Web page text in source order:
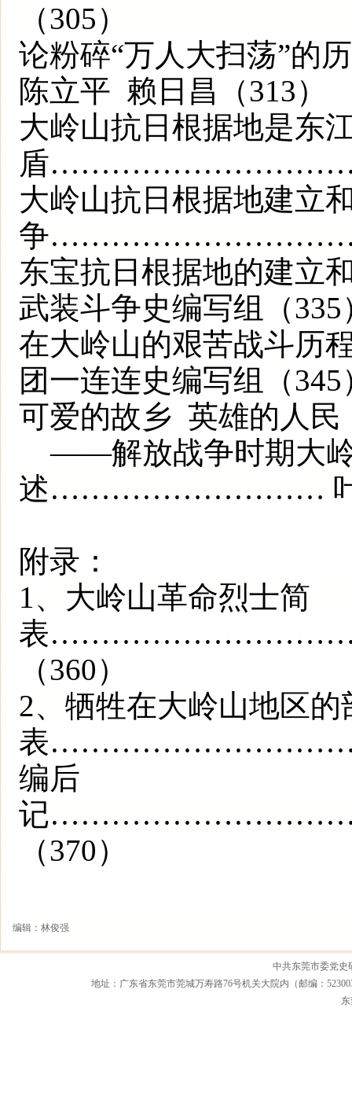
（305）
论粉碎“万人大扫荡
陈立平 赖日昌（313）
大岭山抗日根据地是东
盾
大岭山抗日根据地建立
争
东宝抗日根据地的
武装斗争史编写组（335
在大岭山的艰苦战
团一连连史编写组（345
可爱的故乡 英雄的人民
——解放战争时期大岭
述……………………… 叶
附录：
1、大岭山革命烈士简
表
（360）
2、牺牲在大岭山地区
表
编后
记
（370）
编辑：林俊强
中共东莞市委党史
地址：广东省东莞市莞城万寿路76号机关大院内（邮编：